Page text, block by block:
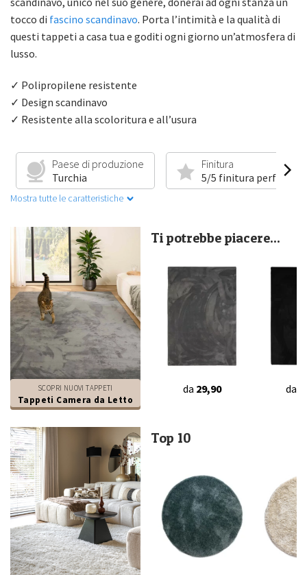
tocco di fascino scandinavo. Porta l’intimità e la qualità di
questi tappeti a casa tua e goditi ogni giorno un’atmosfera di
lusso.
✓ Polipropilene resistente
✓ Design scandinavo
✓ Resistente alla scoloritura e all’usura
Paese di produzione
Turchia
Finitura
5/5 finitura perfetta
Mostra tutte le caratteristiche
SCOPRI NUOVI TAPPETI
Tappeti Camera da Letto
Ti potrebbe piacere...
da 29,90 da
Top 10